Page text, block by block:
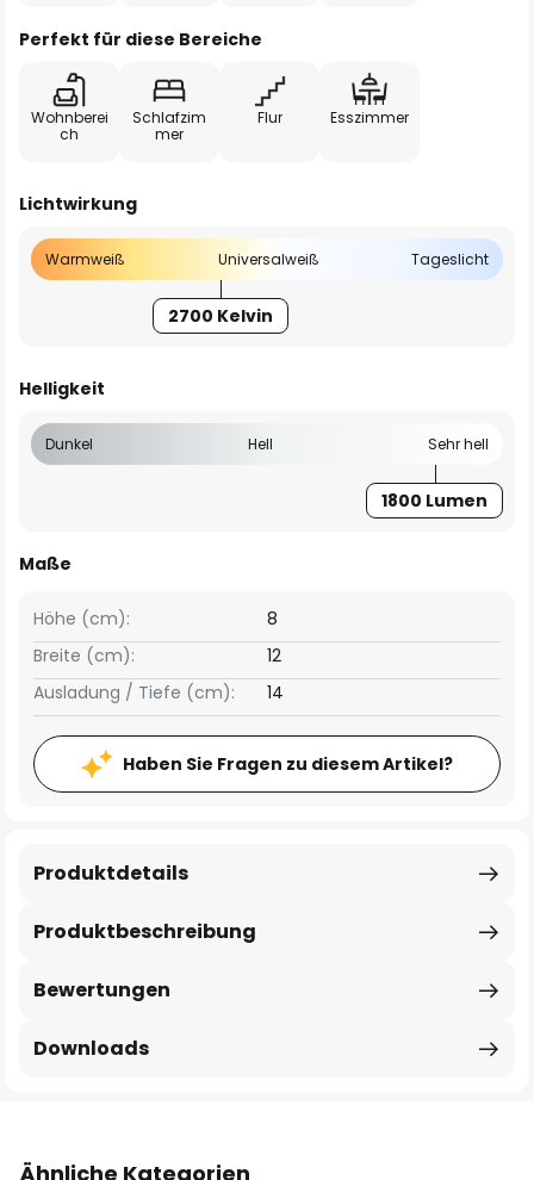
Perfekt für diese Bereiche
Wohnberei
ch
Schlafzim
mer
Flur Esszimmer
Lichtwirkung
Warmweiß Universalweiß Tageslicht
2700 Kelvin
Helligkeit
Dunkel Hell Sehr hell
1800 Lumen
Maße
Breite (cm): 12
Höhe (cm): 8
Ausladung / Tiefe (cm): 14
Haben Sie Fragen zu diesem Artikel?
Produktbeschreibung
Produktdetails
Bewertungen
Downloads
Ähnliche Kategorien